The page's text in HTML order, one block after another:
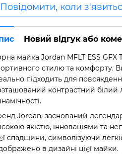
Повідомити, коли
Новий відгук або
майка Jordan MFLT ESS
стилю та комфорту.
підходить для
контрастний білий
Jordan, заснований
якістю, інноваціями та
спадщини, символізуючи
в дизайні цієї майки.